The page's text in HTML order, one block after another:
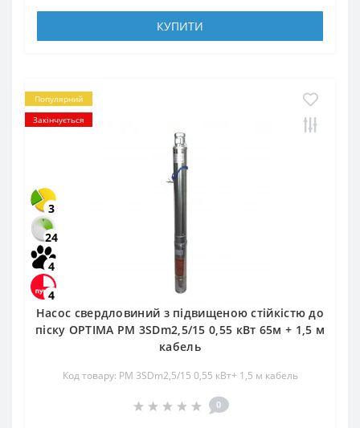
КУПИТИ
Популярний
Закінчується
3
24
4
4
Насос свердловиний з підвищеною стійкістю до
піску OPTIMA PM 3SDm2,5/15 0,55 кВт 65м + 1,5 м
кабель
Код товару: PM 3SDm2,5/15 0,55 кВт+ 1,5 м кабель
0